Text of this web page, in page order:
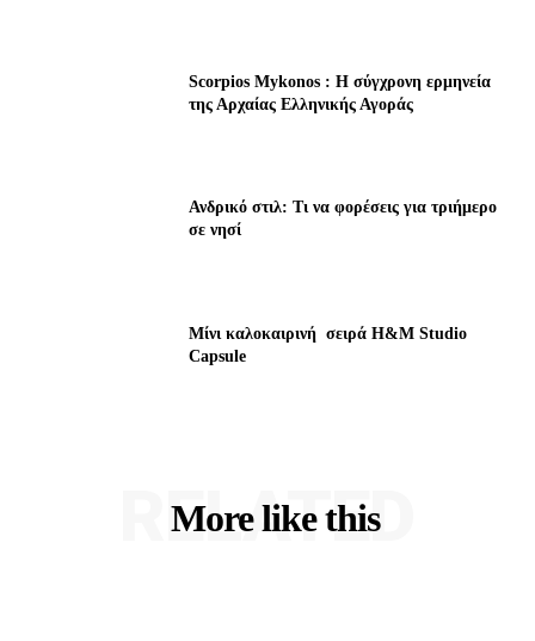
Scorpios Mykonos : Η σύγχρονη ερμηνεία
της Αρχαίας Ελληνικής Αγοράς
Ανδρικό στιλ: Τι να φορέσεις για τριήμερο
σε νησί
Μίνι καλοκαιρινή σειρά H&M Studio
Capsule
More like this
RELATED